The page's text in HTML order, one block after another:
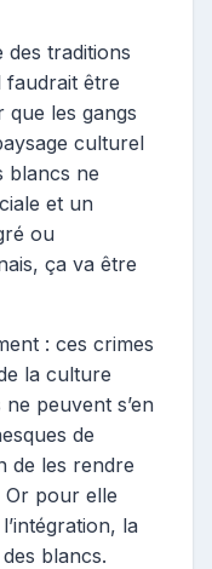
des traditions
faudrait être
les gangs
culturel
blancs ne
et un
ou
ça va être
: ces crimes
la culture
peuvent s’en
de
de les rendre
Or pour elle
la
blancs.